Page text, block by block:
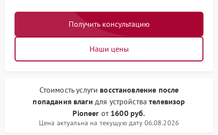
Получить консультацию
Наши цены
Стоимость услуги восстановление после
попадания влаги для устройствателевизор
Pioneer от 1600 руб.
Цена актуальна на текущую дату 06.08.2026